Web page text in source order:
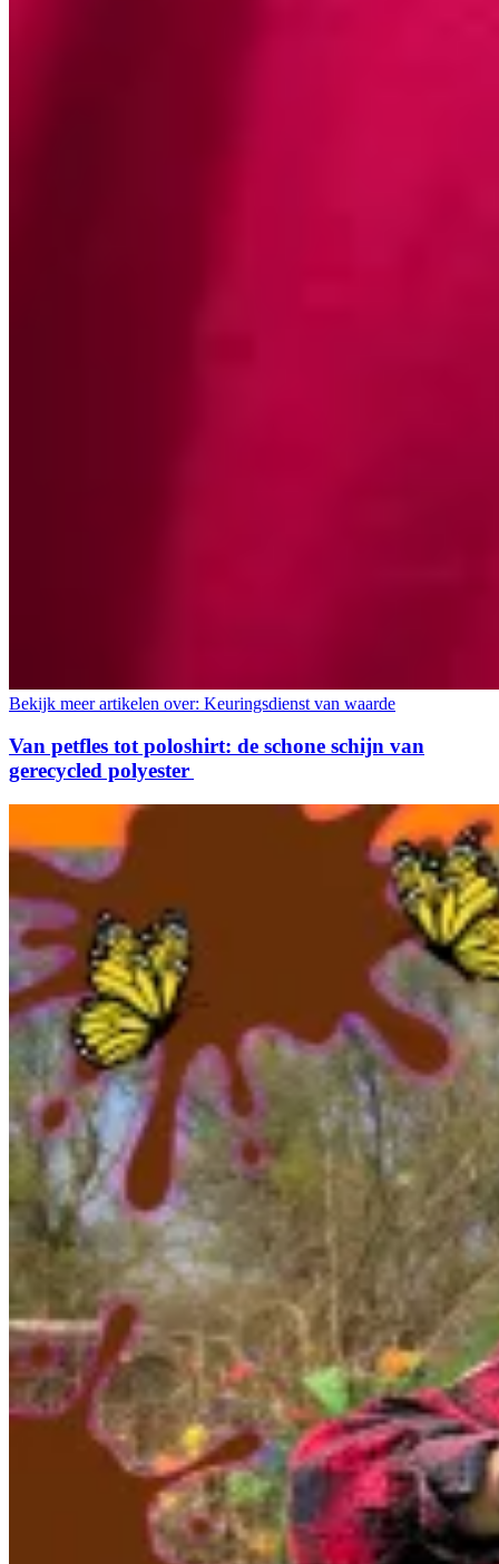
Bekijk meer artikelen over: Keuringsdienst van waarde
Van petfles tot poloshirt: de schone schijn van
gerecycled polyester